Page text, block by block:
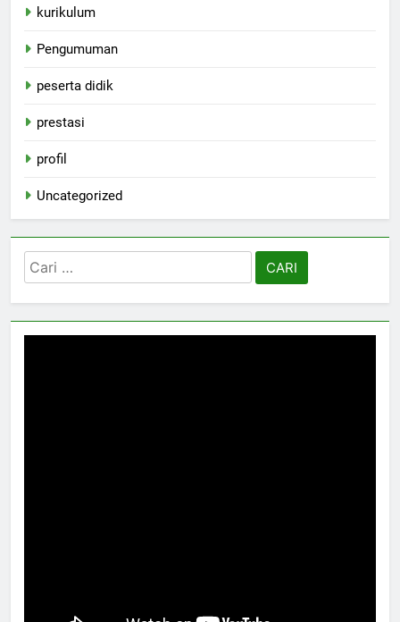
kurikulum
Pengumuman
peserta didik
prestasi
profil
Uncategorized
Cari
untuk: